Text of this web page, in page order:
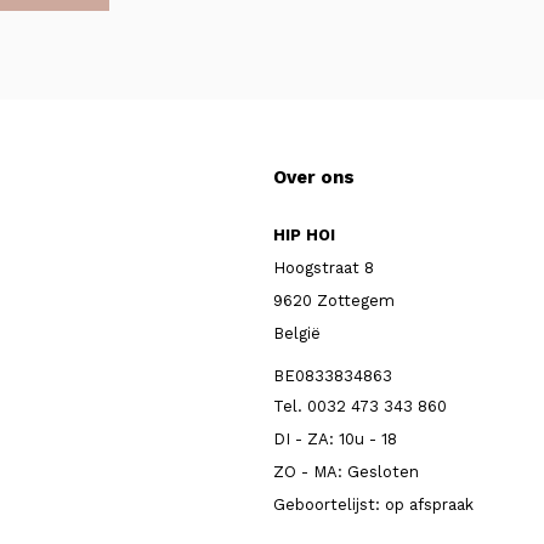
Over ons
HIP HOI
Hoogstraat 8
9620 Zottegem
België
BE0833834863
Tel. 0032 473 343 860
DI - ZA: 10u - 18
ZO - MA: Gesloten
Geboortelijst: op afspraak